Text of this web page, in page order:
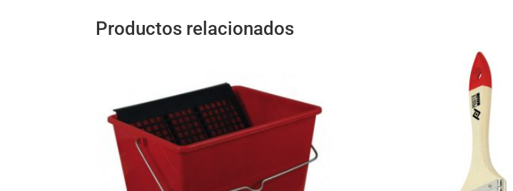
Productos relacionados